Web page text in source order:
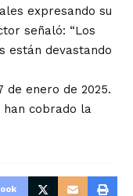
expresando su
señaló: “Los
están devastando
de enero de 2025.
han cobrado la